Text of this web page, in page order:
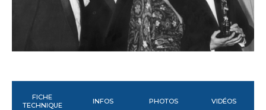
FICHE
TECHNIQUE
INFOS PHOTOS VIDÉOS